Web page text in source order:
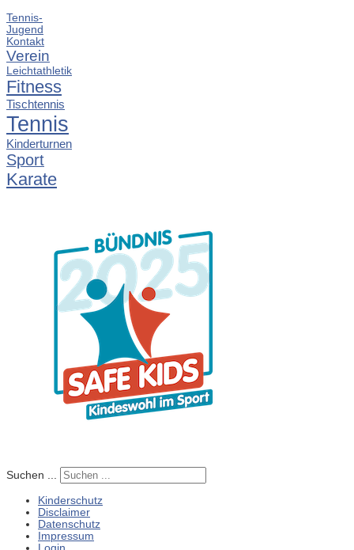
Tennis-
Jugend
Kontakt
Verein
Leichtathletik
Fitness
Tischtennis
Tennis
Kinderturnen
Sport
Karate
Suchen ...
Kinderschutz
Disclaimer
Datenschutz
Impressum